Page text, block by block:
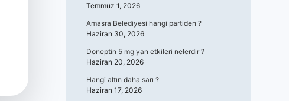
Temmuz 1, 2026
Amasra Belediyesi hangi partiden ?
Haziran 30, 2026
Doneptin 5 mg yan etkileri nelerdir ?
Haziran 20, 2026
Hangi altın daha sarı ?
Haziran 17, 2026